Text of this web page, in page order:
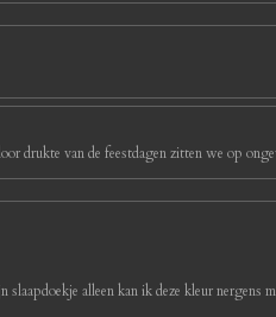
drukte van de feestdagen zitten we op
alleen kan ik deze kleur